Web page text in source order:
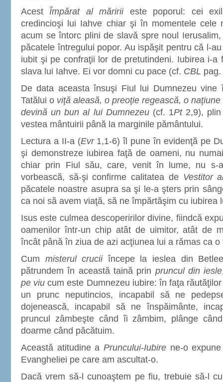
AcestÎmpărat al măririieste poporul: cei
credincioşi lui Iahve chiar şi în momentele cele
acum se întorc plini de slavă spre noul
păcatele întregului popor. Au ispăşit pentru că l-
iubit şi pe confraţii lor de pretutindeni. Iubirea i-a
slava lui Iahve. Ei vor domni cu pace (cf. CBL pag.
De data aceasta însuşi Fiul lui Dumnezeu vine
Tatălui o viţă aleasă, o preoţie regească, o
devină un bun al lui Dumnezeu(cf. 1Pt2,9), plin
vestea mântuirii până la marginile pământului.
Lectura a II-a (Evr1,1-6) îl pune în evidenţă pe
şi demonstreze iubirea faţă de oameni, nu
chiar prin Fiul său, care, venit în lume, nu s-
vorbească, să-şi confirme calitatea de Vestitor
păcatele noastre asupra sa şi le-a şters prin
ca noi să avem viaţă, să ne împărtăşim cu iubirea
Isus este culmea descoperirilor divine, fiindcă
oamenilor într-un chip atât de uimitor, atât de
încât până în ziua de azi acţiunea lui a rămas ca
Cum misterul cruciiîncepe la ieslea din
pătrundem în această taină prin pruncul din iesle
pe viu cum este Dumnezeu iubire: în faţa
un prunc neputincios, incapabil să ne
dojenească, incapabil să ne înspăimânte,
pruncul zâmbeşte când îi zâmbim, plânge
doarme când păcătuim.
Această atitudine a Pruncului-Iubire ne-o
Evangheliei pe care am ascultat-o.
Dacă vrem să-l cunoaştem pe fiu, trebuie să-l